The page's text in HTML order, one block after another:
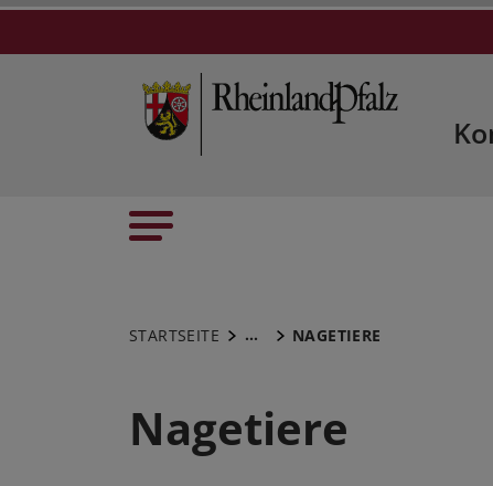
STARTSEITE ... NAGETIERE
Nagetiere